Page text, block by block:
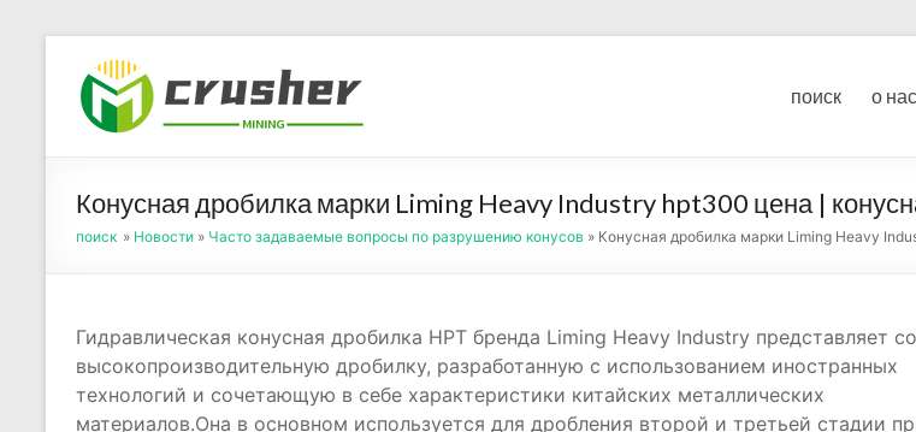
content
Оборудование для поиск о нас
Конусная дробилка марки Liming Heavy Industry hpt300 цена |
поиск » Новости » Часто задаваемые вопросы по разрушению конусов » Конусная дробилка марки Liming Heavy
Гидравлическая конусная дробилка HPT бренда Liming Heavy Industry представляет
высокопроизводительную дробилку, разработанную с использованием иностранных
технологий и сочетающую в себе характеристики китайских металлических
материалов.Она в основном используется для дробления второй и третьей стадии